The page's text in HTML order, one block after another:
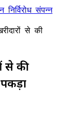
संपन्न
से की
से की